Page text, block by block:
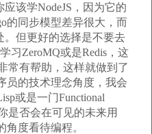
应该学NodeJS，因为它的
的同步模型差异很大，而
。但更好的选择是不要去
习ZeroMQ或是Redis，这
常有帮助，这样就做到了
员的技术理念角度，我会
或是一门Functional
是否会在可见的未来用
度看待编程。